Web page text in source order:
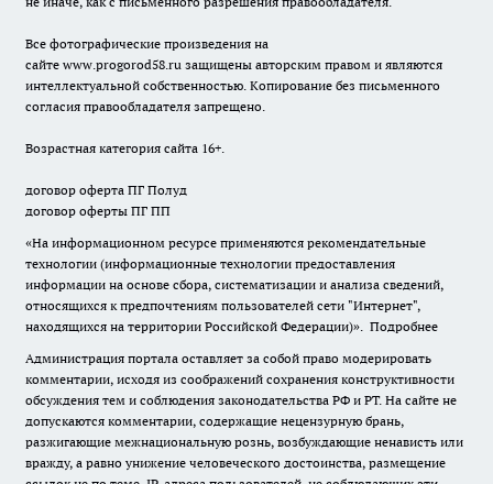
Все фотографические произведения на
сайте www.progorod58.ru защищены авторским правом и являются
интеллектуальной собственностью. Копирование без письменного
согласия правообладателя запрещено.
Возрастная категория сайта 16+.
договор оферта ПГ Полуд
договор оферты ПГ ПП
«На информационном ресурсе применяются рекомендательные
технологии (информационные технологии предоставления
информации на основе сбора, систематизации и анализа сведений,
относящихся к предпочтениям пользователей сети "Интернет",
находящихся на территории Российской Федерации)». Подробнее
Администрация портала оставляет за собой право модерировать
комментарии, исходя из соображений сохранения конструктивности
обсуждения тем и соблюдения законодательства РФ и РТ. На сайте не
допускаются комментарии, содержащие нецензурную брань,
разжигающие межнациональную рознь, возбуждающие ненависть или
вражду, а равно унижение человеческого достоинства, размещение